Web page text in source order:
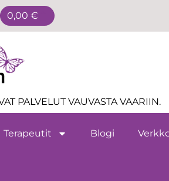
0,00 €
PALVELUT VAUVASTA VAARIIN.
Terapeutit Blogi